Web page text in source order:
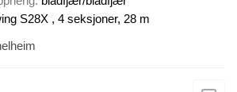
S28X , 4 seksjoner, 28 m